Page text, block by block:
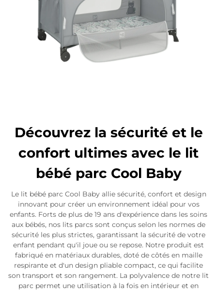
Découvrez la sécurité et le
confort ultimes avec le lit
bébé parc Cool Baby
Le lit bébé parc Cool Baby allie sécurité, confort et design
innovant pour créer un environnement idéal pour vos
enfants. Forts de plus de 19 ans d'expérience dans les soins
aux bébés, nos lits parcs sont conçus selon les normes de
sécurité les plus strictes, garantissant la sécurité de votre
enfant pendant qu'il joue ou se repose. Notre produit est
fabriqué en matériaux durables, doté de côtés en maille
respirante et d'un design pliable compact, ce qui facilite
son transport et son rangement. La polyvalence de notre lit
parc permet une utilisation à la fois en intérieur et en